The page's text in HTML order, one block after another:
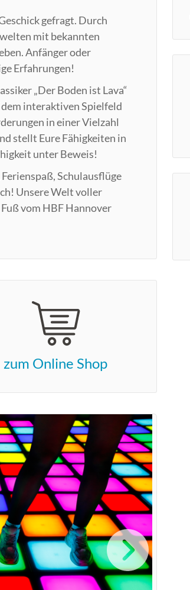
gefragt. Durch
mit bekannten
Anfänger oder
Erfahrungen!
„Der Boden ist Lava“
interaktiven Spielfeld
in einer Vielzahl
stellt Eure Fähigkeiten in
unter Beweis!
Schulausflüge
Unsere Welt voller
vom HBF Hannover
zum Online Shop